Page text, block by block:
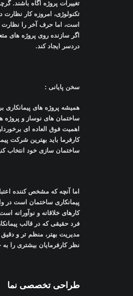
تغییرات پروژه آگاه باشند.
تکنولوژی، امروزه کار
است، اما حرف آخر را نظارت
اگر سازنده روی پروژه ‌های
دردسر ایجاد کند.
سخن پایانی :
همیشه پروژه های پیمانکاری
ساختمان های نوساز و پروژه
اهمیت فوق العاده ای
کارفرما باید بهترین شرکت
ساختمان سازی خود انتخاب
اما آنچه که مشخص کننده
پیمانکاری ساختمان است در
کارهای خلاقانه و نوآورانه
فرد حقیقی که در قالب
مدیریت بهتر، منظم تر و
نظر کارفرمایان بیشتری را
طراحی تخصصی نما